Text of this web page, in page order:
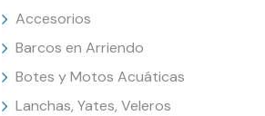
Accesorios
Barcos en Arriendo
Botes y Motos Acuáticas
Lanchas, Yates, Veleros